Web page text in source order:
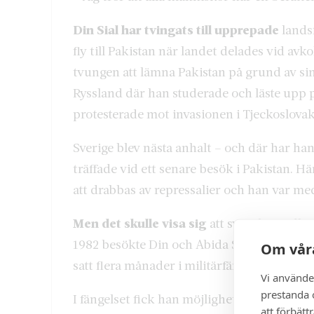
Om
Vi
prestanda
att
Din Sial har tvingats till upprepade
fly till Pakistan när landet delades vid
tvungen att lämna Pakistan på grund av
Ryssland där han studerade och läste upp
protesterade mot invasionen i
Sverige blev nästa anhalt – och där har
träffade vid ett senare besök i Pakistan.
att drabbas av repressalier och han var
Men det skulle visa sig att svenskt
1982 besökte Din och Abida Sial och
satt flera månader i militärfängelse och
I fängelset fick han möjlighet att skicka